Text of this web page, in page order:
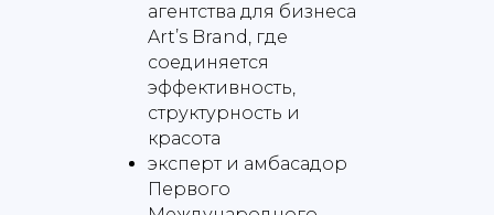
агентства для бизнеса
Art’s Brand, где
соединяется
эффективность,
структурность и
красота
эксперт и амбасадор
Первого